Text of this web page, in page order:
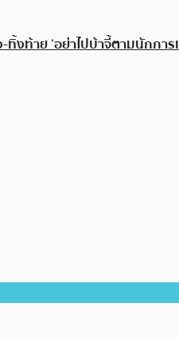
งท้าย ‘อย่าไปบ้าจี้ตามนักการ